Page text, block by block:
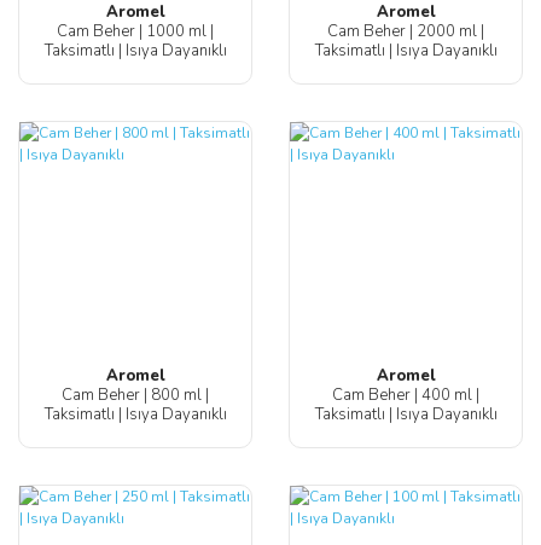
Aromel
Cam Beher | 1000 ml |
Taksimatlı | Isıya Dayanıklı
Aromel
Cam Beher | 2000 ml |
Taksimatlı | Isıya Dayanıklı
Aromel
Cam Beher | 800 ml |
Taksimatlı | Isıya Dayanıklı
Aromel
Cam Beher | 400 ml |
Taksimatlı | Isıya Dayanıklı